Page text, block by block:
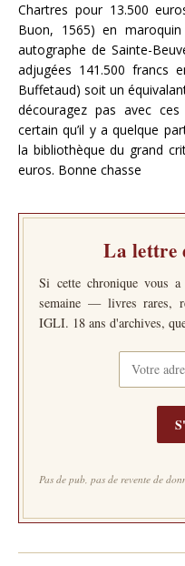
Chartres pour 13.500
Buon, 1565) en
autographe de Sainte-
adjugées 141.500 francs
Buffetaud) soit un
découragez pas avec
certain qu’il y a quelque
la bibliothèque du grand
euros. Bonne chasse
La lettre
Si cette chronique vous
semaine — livres rares,
IGLI. 18 ans d'archives,
Pas de pub, pas de revente de